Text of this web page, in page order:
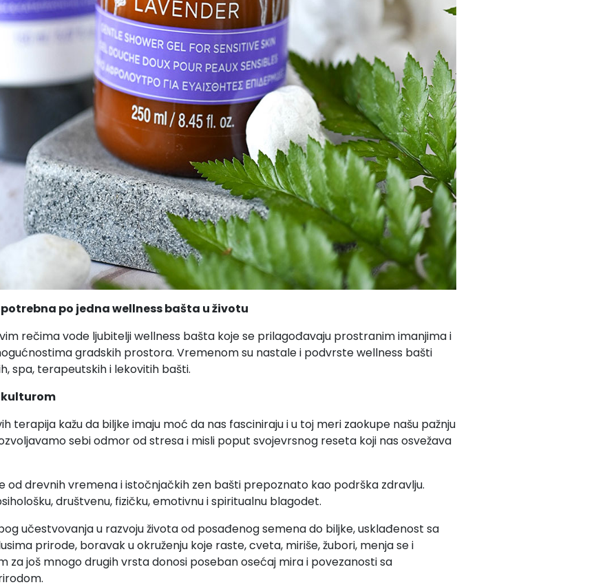
po jedna wellness bašta u životu
rečima vode ljubitelji wellness bašta koje se prilagođavaju prostranim imanjima i
gradskih prostora. Vremenom su nastale i podvrste wellness bašti
spa, terapeutskih i lekovitih bašti.
terapija kažu da biljke imaju moć da nas fasciniraju i u toj meri zaokupe našu pažnju
sebi odmor od stresa i misli poput svojevrsnog reseta koji nas osvežava
od drevnih vremena i istočnjačkih zen bašti prepoznato kao podrška zdravlju.
društvenu, fizičku, emotivnu i spiritualnu blagodet.
učestvovanja u razvoju života od posađenog semena do biljke, usklađenost sa
prirode, boravak u okruženju koje raste, cveta, miriše, žubori, menja se i
za još mnogo drugih vrsta donosi poseban osećaj mira i povezanosti sa